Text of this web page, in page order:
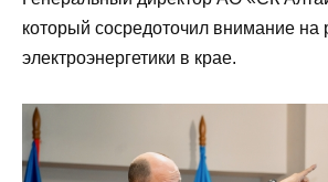
который сосредоточил внимание на
электроэнергетики в крае.